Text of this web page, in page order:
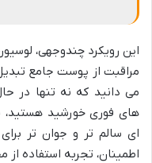
این رویکرد چندوجهی،
مراقبت از پوست جامع
می دانید که نه تنها در
های فوری خورشید هستید،
ای سالم تر و جوان تر
اطمینان، تجربه استفاده از